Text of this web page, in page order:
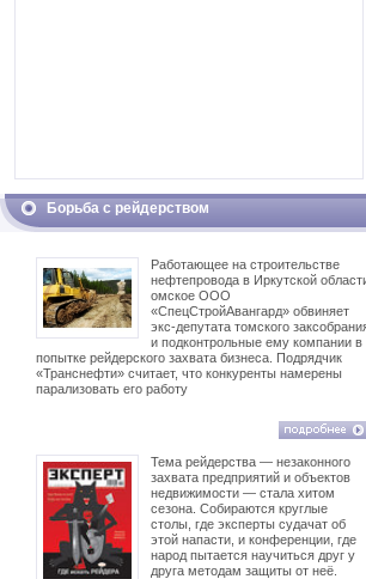
Борьба с рейдерством
Работающее на строительстве
нефтепровода в Иркутской
омское ООО
«СпецСтройАвангард» обвиняет
экс-депутата томского
и подконтрольные ему компании в
попытке рейдерского захвата бизнеса. Подрядчик
«Транснефти» считает, что конкуренты намерены
парализовать его работу
Тема рейдерства — незаконного
захвата предприятий и объектов
недвижимости — стала хитом
сезона. Собираются круглые
столы, где эксперты судачат об
этой напасти, и конференции, где
народ пытается научиться друг у
друга методам защиты от неё.